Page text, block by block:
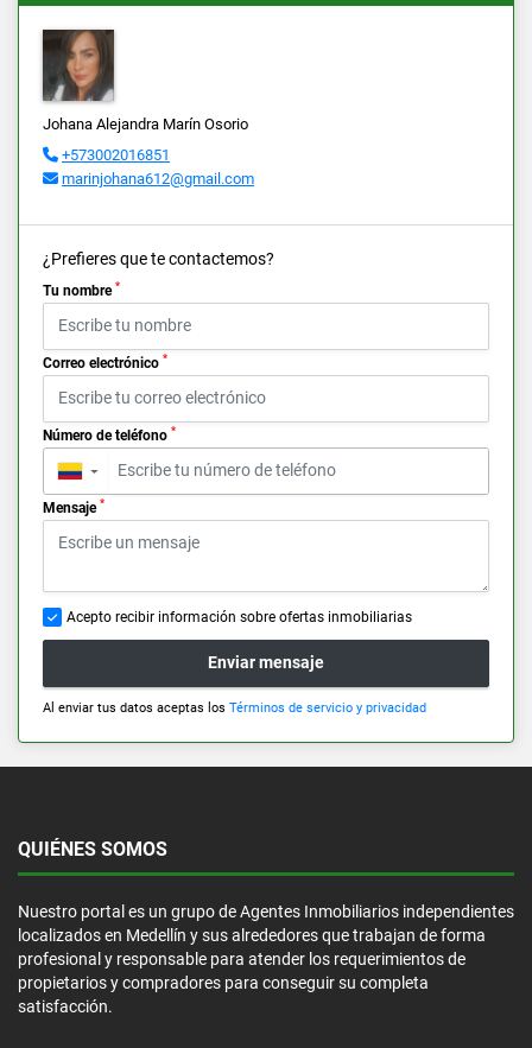
Johana Alejandra Marín Osorio
+573002016851
marinjohana612@gmail.com
¿Prefieres que te contactemos?
Tu nombre *
Correo electrónico *
Número de teléfono *
▼
Mensaje *
Acepto recibir información sobre ofertas inmobiliarias
Enviar mensaje
Al enviar tus datos aceptas los Términos de servicio y privacidad
QUIÉNES SOMOS
Nuestro portal es un grupo de Agentes Inmobiliarios independientes
localizados en Medellín y sus alrededores que trabajan de forma
profesional y responsable para atender los requerimientos de
propietarios y compradores para conseguir su completa
satisfacción.